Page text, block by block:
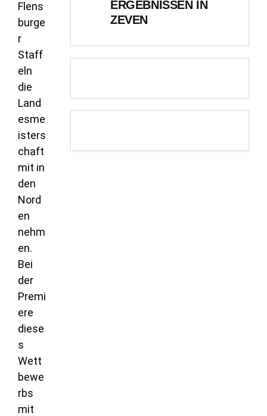
Flens
burge
r
Staff
eln
die
Land
esme
isters
chaft
mit in
den
Nord
en
nehm
en.
Bei
der
Premi
ere
diese
s
Wett
bewe
rbs
mit
ERGEBNISSEN IN
ZEVEN